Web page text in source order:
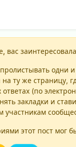
вас
одни
на ту же страницу,
(по
закладки и
участникам
этот пост мог